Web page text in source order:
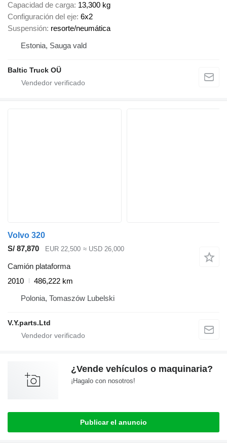
Capacidad de carga 13,300 kg
Configuración del eje 6x2
Suspensión resorte/neumática
Estonia, Sauga vald
Baltic Truck OÜ
Volvo 320
S/ 87,870
EUR 22,500 ≈ USD 26,000
Camión plataforma
2010
486,222 km
Polonia, Tomaszów Lubelski
V.Y.parts.Ltd
¿Vende vehículos o maquinaria?
¡Hagalo con nosotros!
Publicar el anuncio